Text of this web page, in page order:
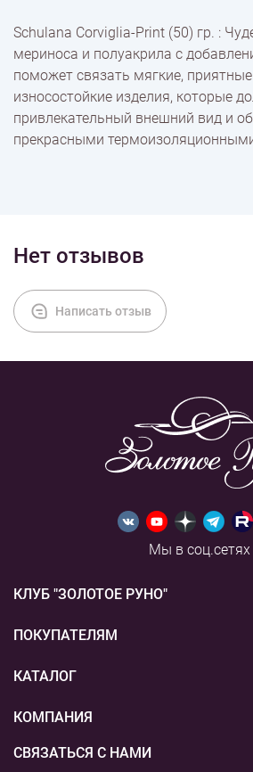
Доставка
Оплата
Schulana Corviglia-Print (50) гр. :
мериноса и полуакрила с
поможет связать мягкие, приятные
износостойкие изделия, которые
привлекательный внешний вид и
прекрасными
Нет отзывов
Написать отзыв
Мы в соц.сетях
КЛУБ "ЗОЛОТОЕ РУНО"
Новости
Акции
ПОКУПАТЕЛЯМ
Бонусная система
Подарочные сертификаты
Способы оплаты
КАТАЛОГ
Вышивка
Пряжа
КОМПАНИЯ
О нас
СВЯЗАТЬСЯ С НАМИ